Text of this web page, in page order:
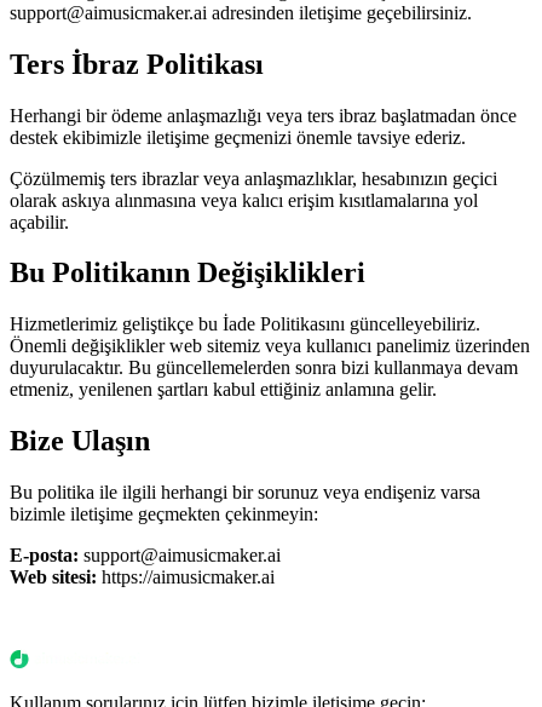
support@aimusicmaker.ai adresinden iletişime geçebilirsiniz.
Ters İbraz Politikası
Herhangi bir ödeme anlaşmazlığı veya ters ibraz başlatmadan önce
destek ekibimizle iletişime geçmenizi önemle tavsiye ederiz.
Çözülmemiş ters ibrazlar veya anlaşmazlıklar, hesabınızın geçici
olarak askıya alınmasına veya kalıcı erişim kısıtlamalarına yol
açabilir.
Bu Politikanın Değişiklikleri
Hizmetlerimiz geliştikçe bu İade Politikasını güncelleyebiliriz.
Önemli değişiklikler web sitemiz veya kullanıcı panelimiz üzerinden
duyurulacaktır. Bu güncellemelerden sonra bizi kullanmaya devam
etmeniz, yenilenen şartları kabul ettiğiniz anlamına gelir.
Bize Ulaşın
Bu politika ile ilgili herhangi bir sorunuz veya endişeniz varsa
bizimle iletişime geçmekten çekinmeyin:
E-posta: support@aimusicmaker.ai
Web sitesi: https://aimusicmaker.ai